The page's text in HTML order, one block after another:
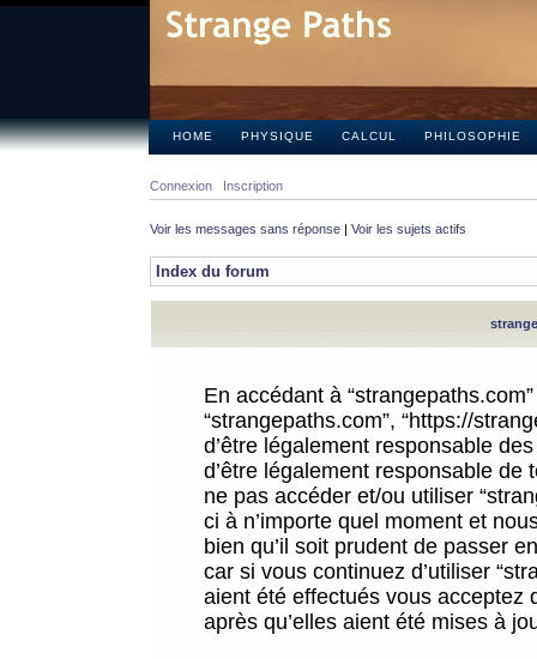
HOME PHYSIQUE CALCUL PHILOSOPHIE
Connexion Inscription
Voir les messages sans réponse | Voir les sujets actifs
Index du forum
En accédant à
“strangepaths.com”, “https://
d’être légalement responsable
d’être légalement responsable
ne pas accéder et/ou utiliser
ci à n’importe quel moment et
bien qu’il soit prudent de passer
car si vous continuez d’utiliser
aient été effectués vous acceptez
après qu’elles aient été mises à